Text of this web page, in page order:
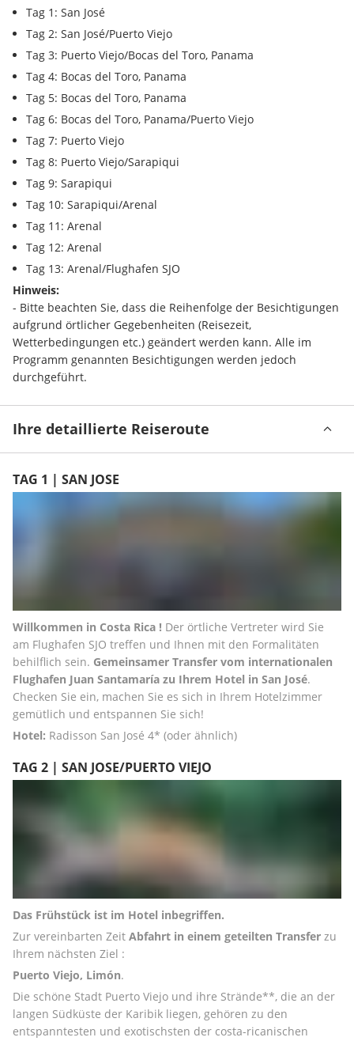
Tag 1: San José
Tag 2: San José/Puerto Viejo
Tag 3: Puerto Viejo/Bocas del Toro, Panama
Tag 4: Bocas del Toro, Panama
Tag 5: Bocas del Toro, Panama
Tag 6: Bocas del Toro, Panama/Puerto Viejo
Tag 7: Puerto Viejo
Tag 8: Puerto Viejo/Sarapiqui
Tag 9: Sarapiqui
Tag 10: Sarapiqui/Arenal
Tag 11: Arenal
Tag 12: Arenal
Tag 13: Arenal/Flughafen SJO
Hinweis:
- Bitte beachten Sie, dass die Reihenfolge der Besichtigungen
aufgrund örtlicher Gegebenheiten (Reisezeit,
Wetterbedingungen etc.) geändert werden kann. Alle im
Programm genannten Besichtigungen werden jedoch
durchgeführt.
Ihre detaillierte Reiseroute
TAG 1 | SAN JOSE
Willkommen in Costa Rica ! Der örtliche Vertreter wird Sie
am Flughafen SJO treffen und Ihnen mit den Formalitäten
behilflich sein. Gemeinsamer Transfer vom internationalen
Flughafen Juan Santamaría zu Ihrem Hotel in San José.
Checken Sie ein, machen Sie es sich in Ihrem Hotelzimmer
gemütlich und entspannen Sie sich!
Hotel: Radisson San José 4* (oder ähnlich)
TAG 2 | SAN JOSE/PUERTO VIEJO
Das Frühstück ist im Hotel inbegriffen.
Zur vereinbarten Zeit Abfahrt in einem geteilten Transfer zu
Ihrem nächsten Ziel :
Puerto Viejo, Limón.
Die schöne Stadt Puerto Viejo und ihre Strände**, die an der
langen Südküste der Karibik liegen, gehören zu den
entspanntesten und exotischsten der costa-ricanischen